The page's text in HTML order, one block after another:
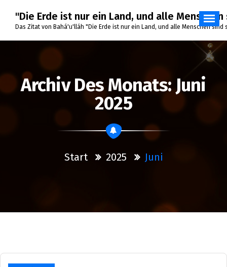
Inhalt
springen
"Die Erde ist nur ein Land, und alle
Das Zitat von Bahá'u'lláh "Die Erde ist nur ein Land, und alle Menschen
Archiv Des Monats: Juni
2025
Start 2025 Juni